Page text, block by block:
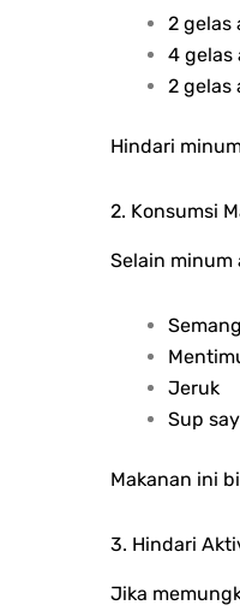
2 gelas
4 gelas
2 gelas
Hindari
2. Konsumsi
Selain minum
Jeruk
Sup
Makanan ini
3. Hindari
Jika